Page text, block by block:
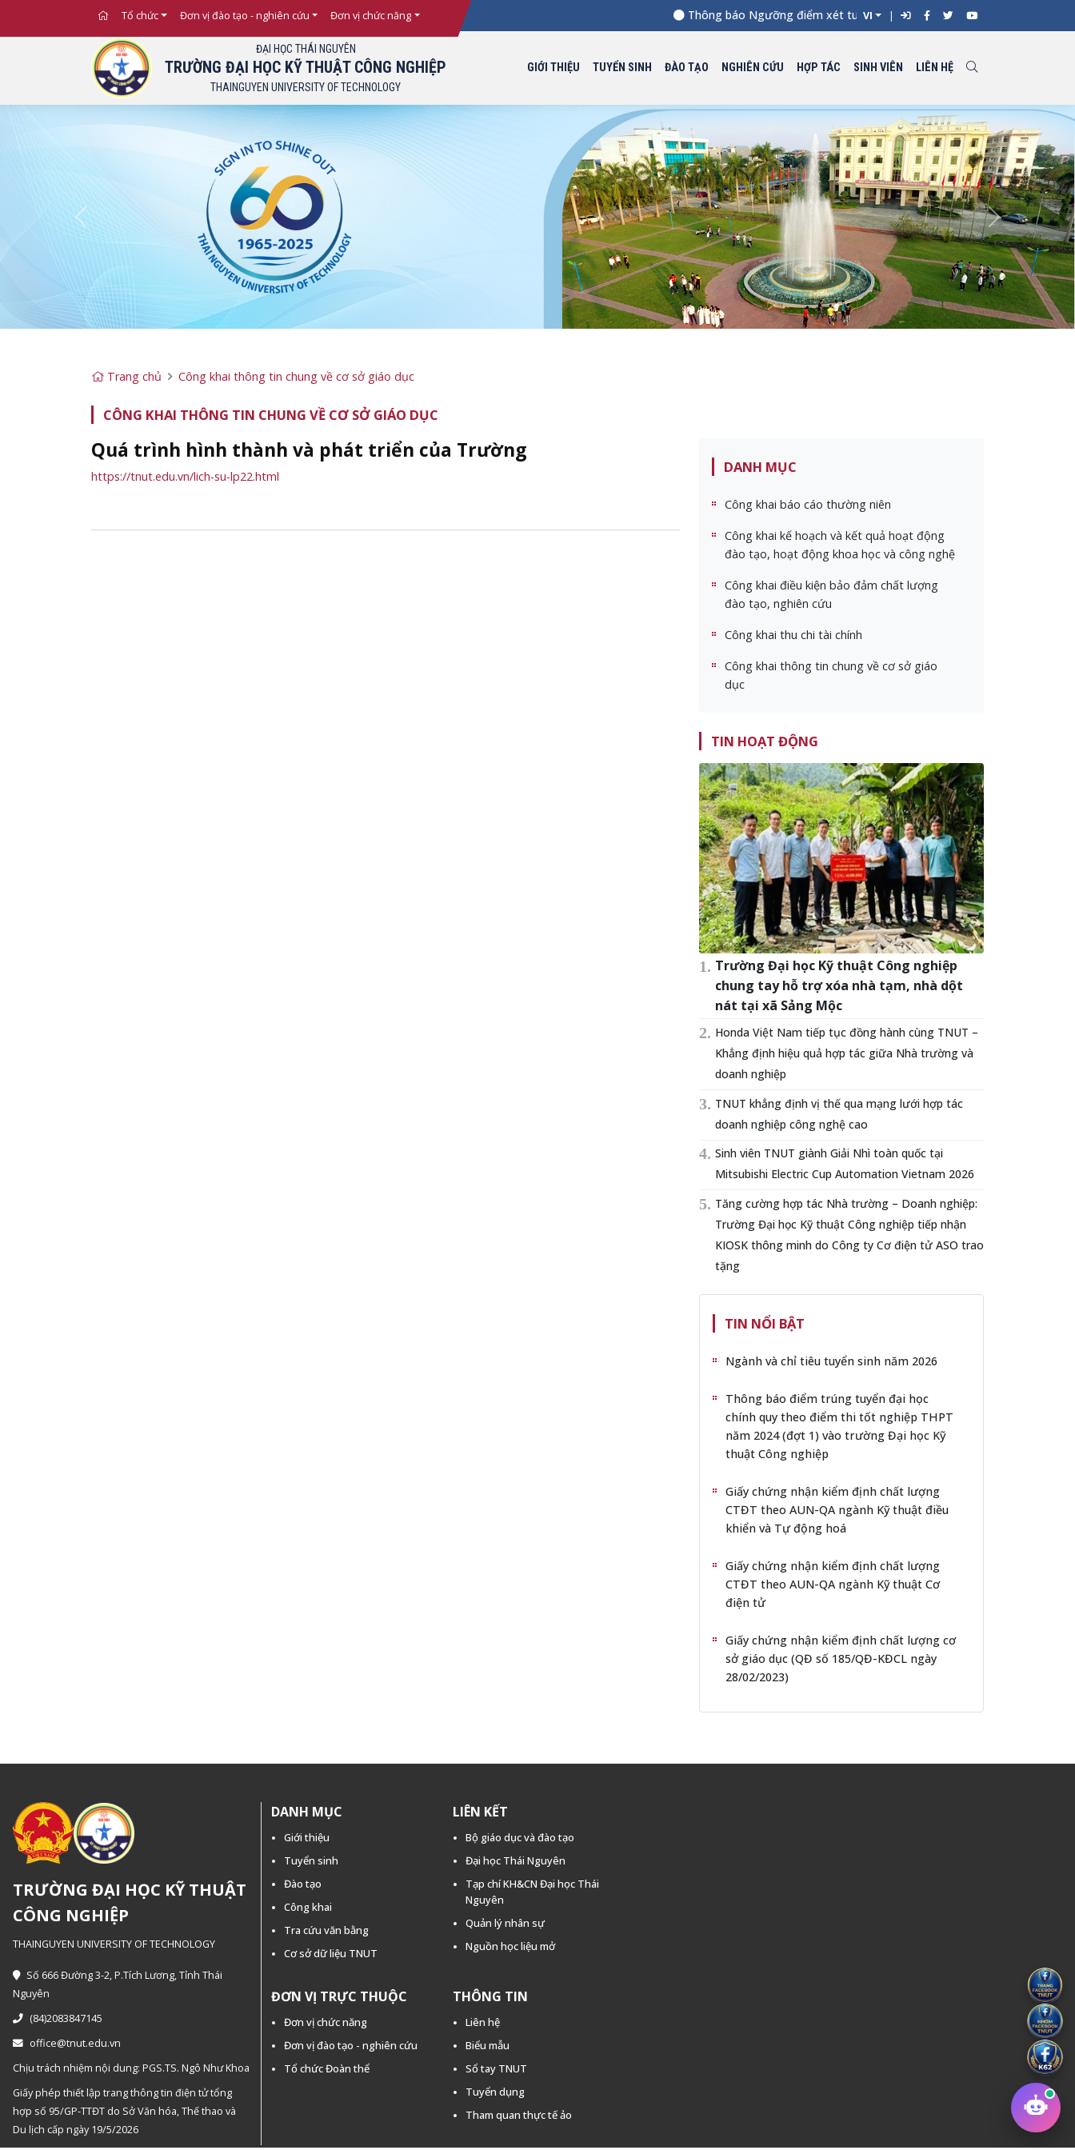
Tổ chức Đơn vị đào tạo - nghiên cứu Đơn vị chức năng Thông báo Ngưỡng điểm xét tuyển đối với từng ngành đào tạo Đại học
VI
ĐẠI HỌC THÁI NGUYÊN
TRƯỜNG ĐẠI HỌC KỸ THUẬT CÔNG NGHIỆP
THAINGUYEN UNIVERSITY OF TECHNOLOGY
GIỚI THIỆU TUYỂN SINH ĐÀO TẠO NGHIÊN CỨU HỢP TÁC SINH VIÊN LIÊN HỆ
Previous Next
Trang chủ Công khai thông tin chung về cơ sở giáo dục
CÔNG KHAI THÔNG TIN CHUNG VỀ CƠ SỞ GIÁO DỤC
Quá trình hình thành và phát triển của Trường
https://tnut.edu.vn/lich-su-lp22.html
DANH MỤC
Công khai báo cáo thường niên
Công khai kế hoạch và kết quả hoạt động
đào tạo, hoạt động khoa học và công nghệ
Công khai điều kiện bảo đảm chất lượng
đào tạo, nghiên cứu
Công khai thu chi tài chính
Công khai thông tin chung về cơ sở giáo
dục
TIN HOẠT ĐỘNG
Trường Đại học Kỹ thuật Công nghiệp
chung tay hỗ trợ xóa nhà tạm, nhà dột
nát tại xã Sảng Mộc
Honda Việt Nam tiếp tục đồng hành cùng TNUT –
Khẳng định hiệu quả hợp tác giữa Nhà trường và
doanh nghiệp
TNUT khẳng định vị thế qua mạng lưới hợp tác
doanh nghiệp công nghệ cao
Sinh viên TNUT giành Giải Nhì toàn quốc tại
Mitsubishi Electric Cup Automation Vietnam 2026
Tăng cường hợp tác Nhà trường – Doanh nghiệp:
Trường Đại học Kỹ thuật Công nghiệp tiếp nhận
KIOSK thông minh do Công ty Cơ điện tử ASO trao
tặng
TIN NỔI BẬT
Ngành và chỉ tiêu tuyển sinh năm 2026
Thông báo điểm trúng tuyển đại học
chính quy theo điểm thi tốt nghiệp THPT
năm 2024 (đợt 1) vào trường Đại học Kỹ
thuật Công nghiệp
Giấy chứng nhận kiểm định chất lượng
CTĐT theo AUN-QA ngành Kỹ thuật điều
khiển và Tự động hoá
Giấy chứng nhận kiểm định chất lượng
CTĐT theo AUN-QA ngành Kỹ thuật Cơ
điện tử
Giấy chứng nhận kiểm định chất lượng cơ
sở giáo dục (QĐ số 185/QĐ-KĐCL ngày
28/02/2023)
TRƯỜNG ĐẠI HỌC KỸ THUẬT
CÔNG NGHIỆP
THAINGUYEN UNIVERSITY OF TECHNOLOGY
Số 666 Đường 3-2, P.Tích Lương, Tỉnh Thái
Nguyên
(84)2083847145
office@tnut.edu.vn
Chịu trách nhiệm nội dung: PGS.TS. Ngô Như Khoa
Giấy phép thiết lập trang thông tin điện tử tổng
hợp số 95/GP-TTĐT do Sở Văn hóa, Thế thao và
Du lịch cấp ngày 19/5/2026
DANH MỤC
Giới thiệu
Tuyển sinh
Đào tạo
Công khai
Tra cứu văn bằng
Cơ sở dữ liệu TNUT
LIÊN KẾT
Bộ giáo dục và đào tạo
Đại học Thái Nguyên
Tạp chí KH&CN Đại học Thái
Nguyên
Quản lý nhân sự
Nguồn học liệu mở
ĐƠN VỊ TRỰC THUỘC
Đơn vị chức năng
Đơn vị đào tạo - nghiên cứu
Tổ chức Đoàn thể
THÔNG TIN
Liên hệ
Biểu mẫu
Sổ tay TNUT
Tuyển dụng
Tham quan thực tế ảo